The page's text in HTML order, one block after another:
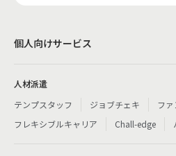
個人向けサービス
人材派遣
テンプスタッフ
ジョブチェキ
フ
フレキシブルキャリア
Chall-edge